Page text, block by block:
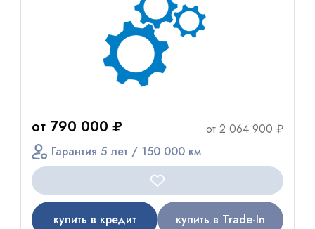
от 790 000 ₽
от 2 064 900 ₽
Гарантия 5 лет / 150 000 км
купить в кредит купить в Trade-In